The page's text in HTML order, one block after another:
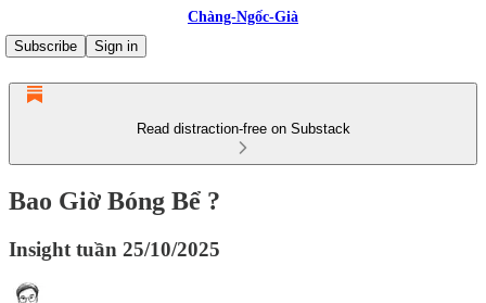
Chàng-Ngốc-Già
Subscribe
Sign in
Read distraction-free on Substack
Bao Giờ Bóng Bể ?
Insight tuần 25/10/2025